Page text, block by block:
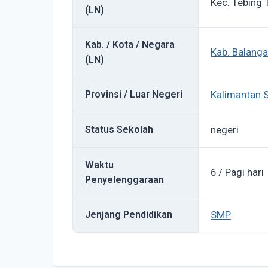
(LN)
Kec. Tebing
Kab. / Kota / Negara
(LN)
Kab.
Provinsi / Luar Negeri Kalimantan
Status Sekolah negeri
Waktu
Penyelenggaraan
6 / Pagi hari
Jenjang Pendidikan SMP